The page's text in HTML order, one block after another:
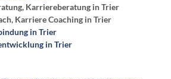
Karriereberatung in Trier
Karriere Coaching in Trier
in Trier
in Trier